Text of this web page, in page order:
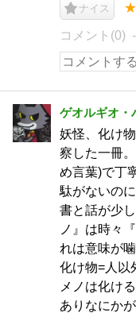
ナイス
コメント(0)
ゲオルギオ・
妖怪、化け
察した一冊
め言葉)で丁
駄がないの
書と話が少
ノ』は時々
れは意味が
化け物=人以
メノは化け
ありなにか